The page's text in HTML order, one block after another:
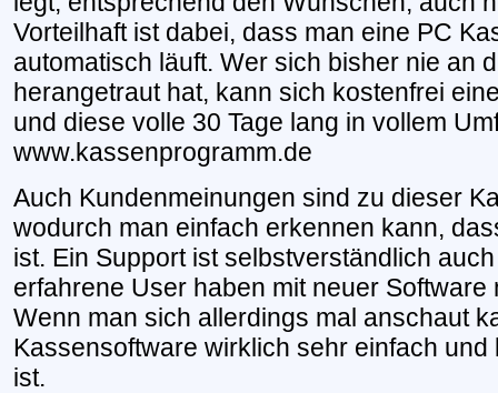
Vorteilhaft ist dabei, dass man eine PC
automatisch läuft. Wer sich bisher nie an
herangetraut hat, kann sich kostenfrei
und diese volle 30 Tage lang in vollem
www.kassenprogramm.de
Auch Kundenmeinungen sind zu dieser
wodurch man einfach erkennen kann,
ist. Ein Support ist selbstverständlich
erfahrene User haben mit neuer
Wenn man sich allerdings mal anschaut
Kassensoftware wirklich sehr einfach
ist.